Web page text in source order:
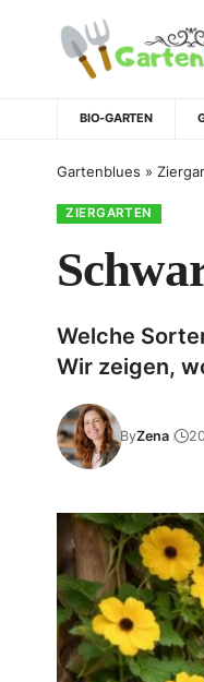
BIO-GARTEN
Gartenblues »
ZIERGARTEN
Welche
Wir zeigen,
ByZena